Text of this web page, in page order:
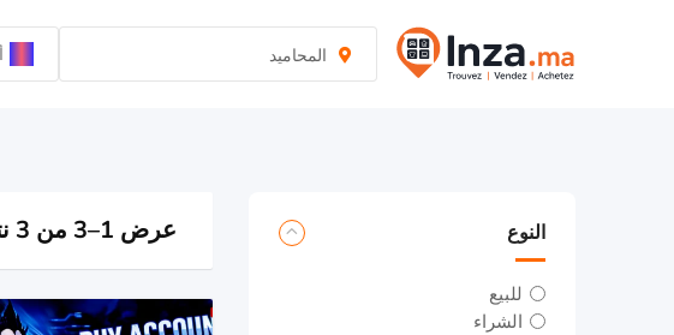
المحاميد
النوع
للبيع
الشراء
عرض 1–3 من 3 نتيجة